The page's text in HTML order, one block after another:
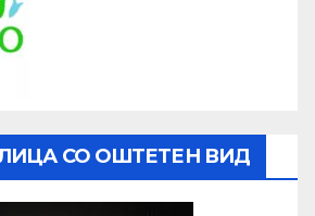
СО ОШТЕТЕН ВИД